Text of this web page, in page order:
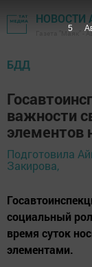
НОВОСТИ
Газета "Маяк" -
БДД
важности
элементов
Подготовила
Закирова,
социальный
время суток
элементами.
4